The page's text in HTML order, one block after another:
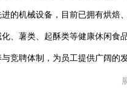
的机械设备，目前已拥有烘
、薯类、起酥类等健康休闲
竞聘体制，为员工提供广阔的